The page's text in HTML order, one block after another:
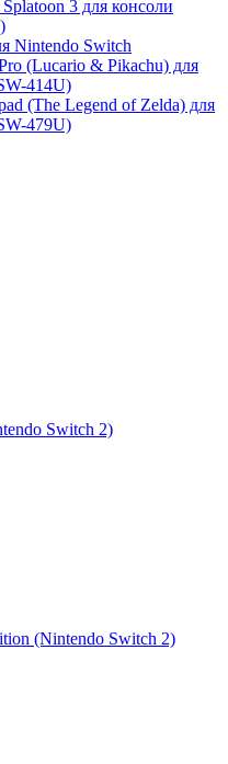
3 для консоли
Nintendo Switch
(Lucario & Pikachu) для
414U)
(The Legend of Zelda) для
479U)
Switch 2)
(Nintendo Switch 2)